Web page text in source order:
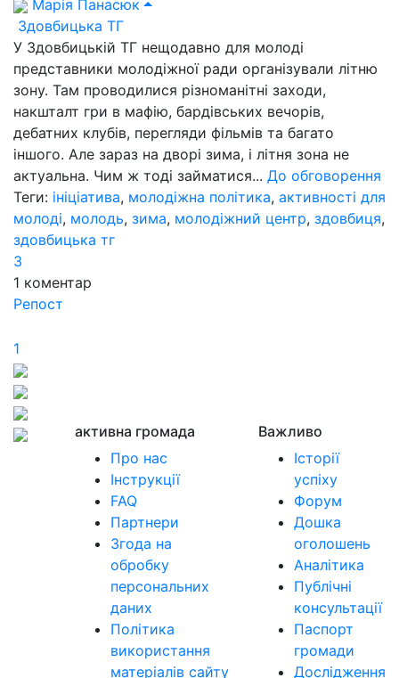
Марія Панасюк
Здовбицька ТГ
У Здовбицькій ТГ нещодавно для молоді
представники молодіжної ради організували літню
зону. Там проводилися різноманітні заходи,
накшталт гри в мафію, бардівських вечорів,
дебатних клубів, перегляди фільмів та багато
іншого. Але зараз на дворі зима, і літня зона не
актуальна. Чим ж тоді займатися... До обговорення
Теги: ініціатива, молодіжна політика, активності для
молоді, молодь, зима, молодіжний центр, здовбиця,
здовбицька тг
3
1 коментар
Репост
1
активна громада
Про нас
Інструкції
FAQ
Партнери
Згода на
обробку
персональних
даних
Політика
використання
матеріалів сайту
Важливо
Історії
успіху
Форум
Дошка
оголошень
Аналітика
Публічні
консультації
Паспорт
громади
Дослідження